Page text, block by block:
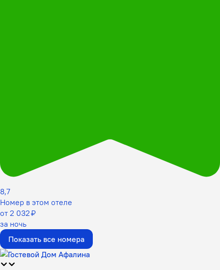
8,7
Номер в этом отеле
от 2 032 ₽
за ночь
Показать все номера